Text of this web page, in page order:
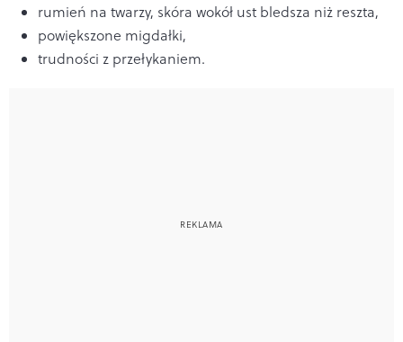
rumień na twarzy, skóra wokół ust bledsza niż reszta,
powiększone migdałki,
trudności z przełykaniem.